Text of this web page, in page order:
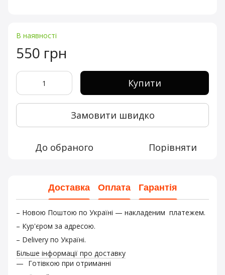
В наявності
550 грн
Купити
Замовити швидко
До обраного Порівняти
Доставка Оплата Гарантія
– Новою Поштою по Україні — накладеним платежем.
– Кур'єром за адресою.
– Delivery по Україні.
Більше інформації про доставку
Готівкою при отриманні